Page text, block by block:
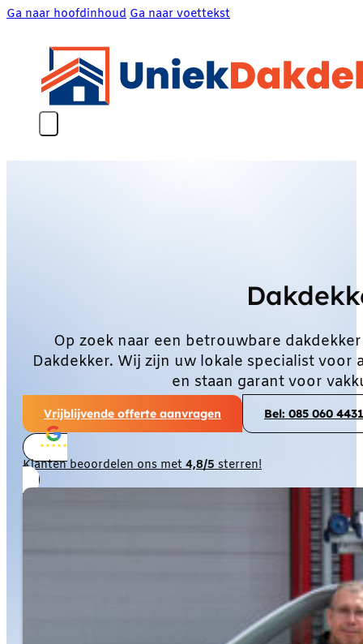
Ga naar hoofdinhoud Ga naar voettekst
Op zoek naar een betrouwbare
Dakdekker. Wij zijn uw lokale specialist
en staan garant voor
Vrijblijvende offerte aanvragen Bel: 085 060 4431
Klanten beoordelen ons met4,8/5sterren!